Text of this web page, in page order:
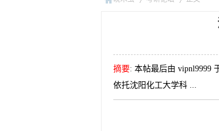
摘要: 本帖最后由 vipnl9999
依托沈阳化工大学科 ...